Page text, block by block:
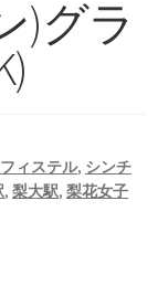
)グラ
ィステル, シンチ
, 梨大駅, 梨花女子